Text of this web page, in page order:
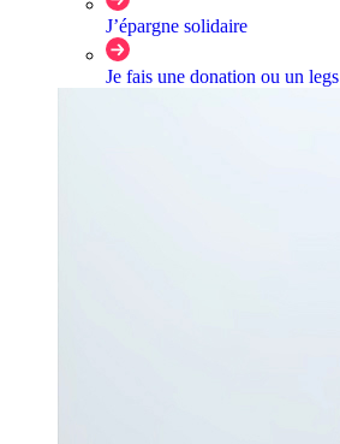
J’épargne solidaire
Je fais une donation ou un legs